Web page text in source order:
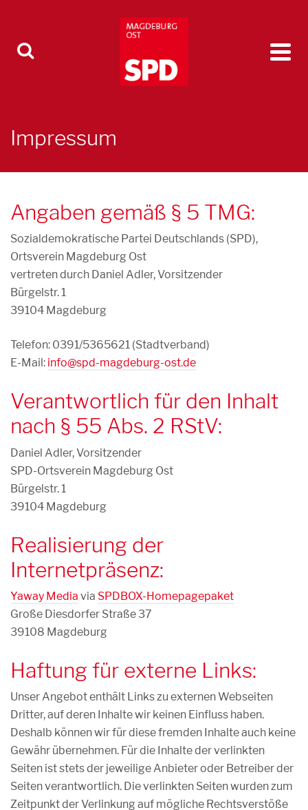
Impressum
Angaben gemäß § 5 TMG:
Sozialdemokratische Partei Deutschlands (SPD),
Ortsverein Magdeburg Ost
vertreten durch Daniel Adler, Vorsitzender
Bürgelstr. 1
39104 Magdeburg
Telefon: 0391/5365621 (Stadtverband)
E-Mail: info@spd-magdeburg-ost.de
Verantwortlich für den Inhalt
nach § 55 Abs. 2 RStV:
Daniel Adler, Vorsitzender
SPD-Ortsverein Magdeburg Ost
Bürgelstr. 1
39104 Magdeburg
Realisierung der
Internetpräsenz:
Yaway Media via SPDBOX-Homepagepaket
Große Diesdorfer Straße 37
39108 Magdeburg
Haftung für externe Links:
Unser Angebot enthält Links zu externen Webseiten
Dritter, auf deren Inhalte wir keinen Einfluss haben.
Deshalb können wir für diese fremden Inhalte auch keine
Gewähr übernehmen. Für die Inhalte der verlinkten
Seiten ist stets der jeweilige Anbieter oder Betreiber der
Seiten verantwortlich. Die verlinkten Seiten wurden zum
Zeitpunkt der Verlinkung auf mögliche Rechtsverstöße